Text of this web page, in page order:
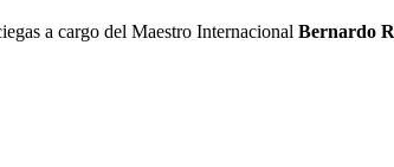
a cargo del Maestro Internacional Bernardo